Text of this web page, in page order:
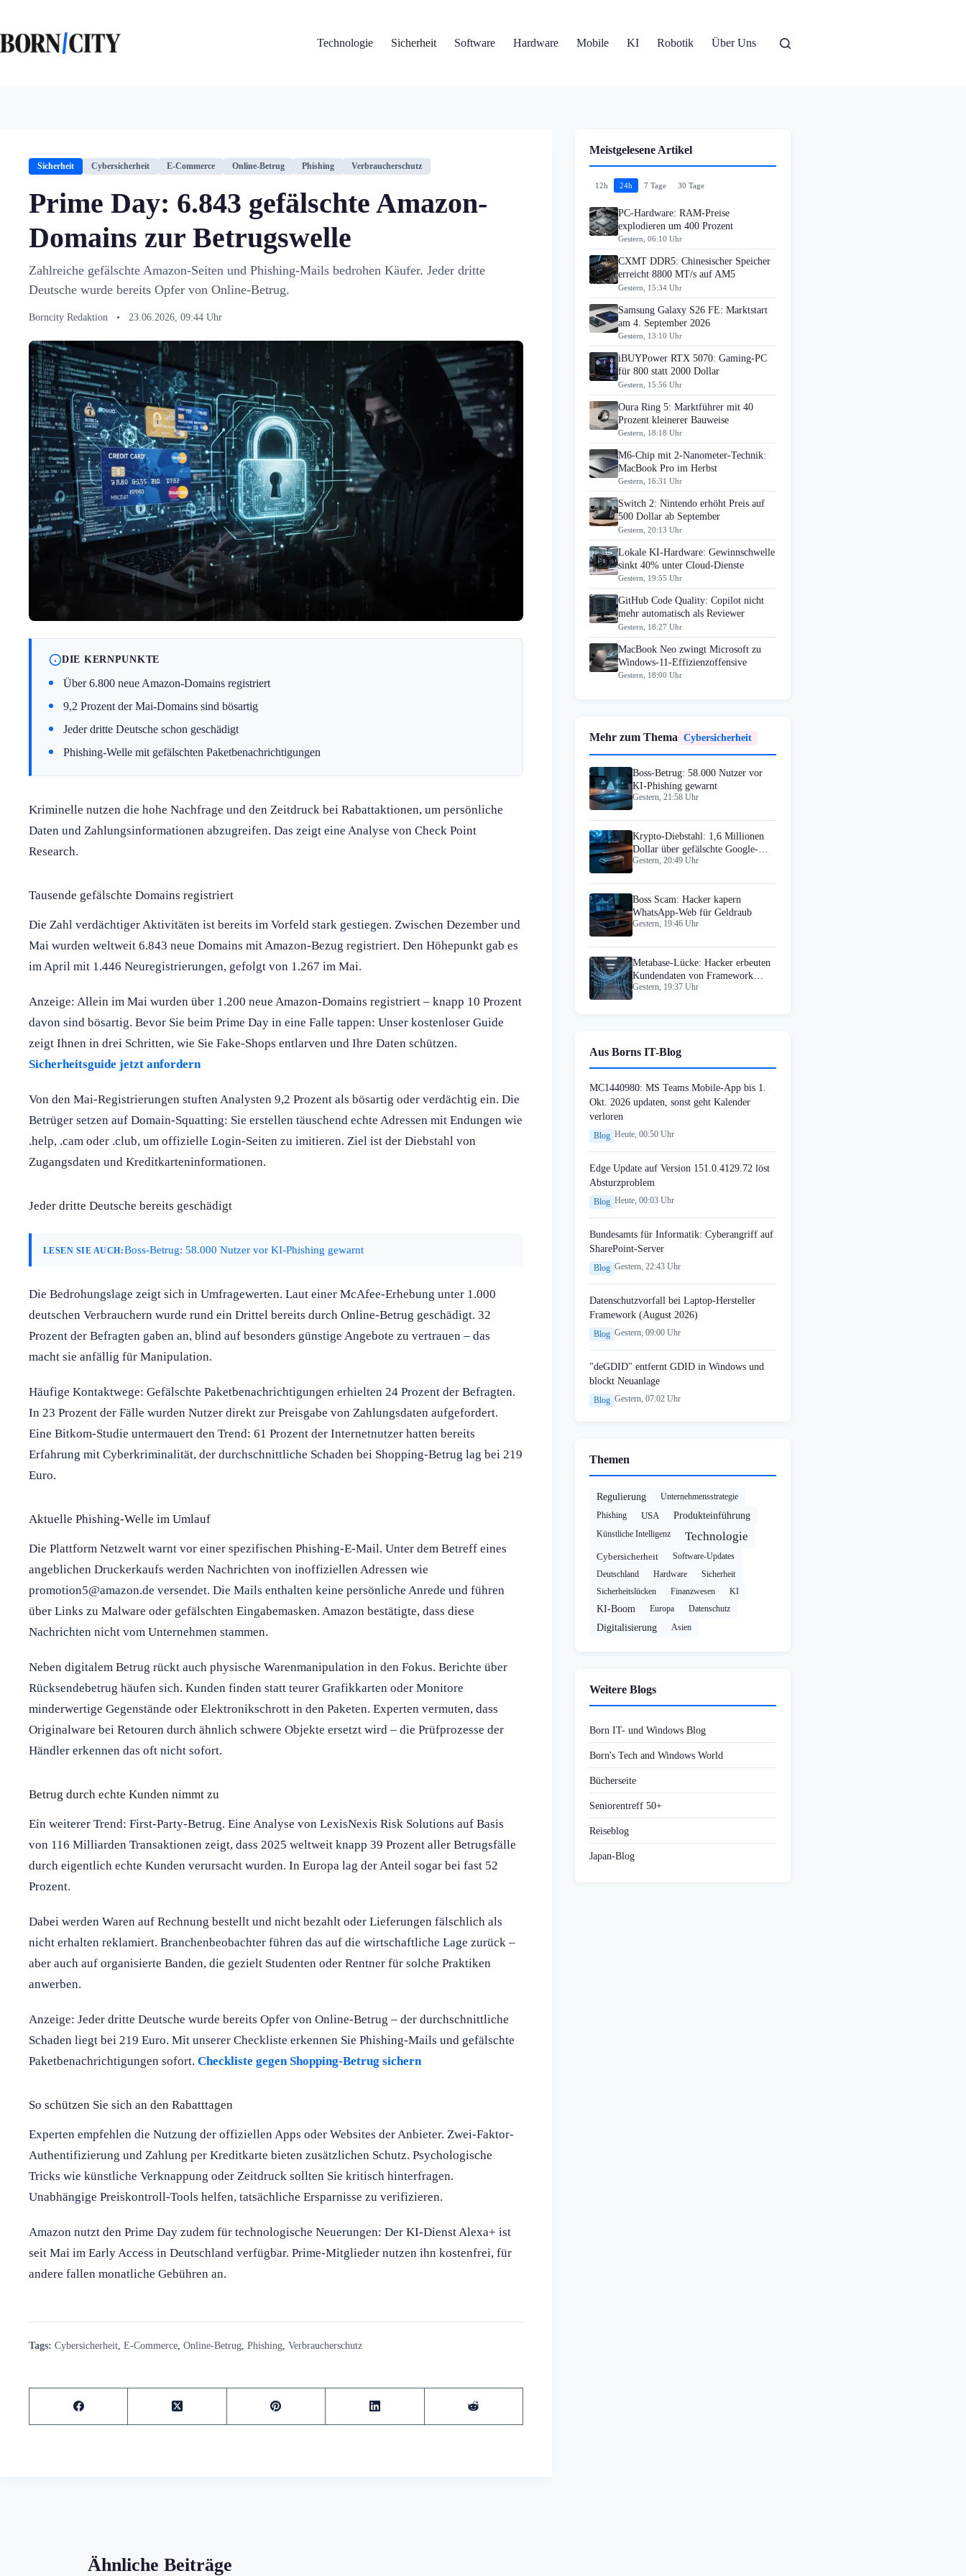
springen
Technologie
Sicherheit Software Hardware Mobile KI Robotik Über Uns
Sicherheit Cybersicherheit E-Commerce Online-Betrug Phishing Verbraucherschutz
Prime Day: 6.843 gefälschte Amazon-
Domains zur Betrugswelle
Zahlreiche gefälschte Amazon-Seiten und Phishing-Mails bedrohen Käufer. Jeder dritte
Deutsche wurde bereits Opfer von Online-Betrug.
Borncity Redaktion • 23.06.2026, 09:44 Uhr
DIE KERNPUNKTE
Über 6.800 neue Amazon-Domains registriert
9,2 Prozent der Mai-Domains sind bösartig
Jeder dritte Deutsche schon geschädigt
Phishing-Welle mit gefälschten Paketbenachrichtigungen
Kriminelle nutzen die hohe Nachfrage und den Zeitdruck bei Rabattaktionen, um persönliche
Daten und Zahlungsinformationen abzugreifen. Das zeigt eine Analyse von Check Point
Research.
Tausende gefälschte Domains registriert
Die Zahl verdächtiger Aktivitäten ist bereits im Vorfeld stark gestiegen. Zwischen Dezember und
Mai wurden weltweit 6.843 neue Domains mit Amazon-Bezug registriert. Den Höhepunkt gab es
im April mit 1.446 Neuregistrierungen, gefolgt von 1.267 im Mai.
Anzeige: Allein im Mai wurden über 1.200 neue Amazon-Domains registriert – knapp 10 Prozent
davon sind bösartig. Bevor Sie beim Prime Day in eine Falle tappen: Unser kostenloser Guide
zeigt Ihnen in drei Schritten, wie Sie Fake-Shops entlarven und Ihre Daten schützen.
Sicherheitsguide jetzt anfordern
Von den Mai-Registrierungen stuften Analysten 9,2 Prozent als bösartig oder verdächtig ein. Die
Betrüger setzen auf Domain-Squatting: Sie erstellen täuschend echte Adressen mit Endungen wie
.help, .cam oder .club, um offizielle Login-Seiten zu imitieren. Ziel ist der Diebstahl von
Zugangsdaten und Kreditkarteninformationen.
Jeder dritte Deutsche bereits geschädigt
LESEN SIE AUCH:Boss-Betrug: 58.000 Nutzer vor KI-Phishing gewarnt
Die Bedrohungslage zeigt sich in Umfragewerten. Laut einer McAfee-Erhebung unter 1.000
deutschen Verbrauchern wurde rund ein Drittel bereits durch Online-Betrug geschädigt. 32
Prozent der Befragten gaben an, blind auf besonders günstige Angebote zu vertrauen – das
macht sie anfällig für Manipulation.
Häufige Kontaktwege: Gefälschte Paketbenachrichtigungen erhielten 24 Prozent der Befragten.
In 23 Prozent der Fälle wurden Nutzer direkt zur Preisgabe von Zahlungsdaten aufgefordert.
Eine Bitkom-Studie untermauert den Trend: 61 Prozent der Internetnutzer hatten bereits
Erfahrung mit Cyberkriminalität, der durchschnittliche Schaden bei Shopping-Betrug lag bei 219
Euro.
Aktuelle Phishing-Welle im Umlauf
Die Plattform Netzwelt warnt vor einer spezifischen Phishing-E-Mail. Unter dem Betreff eines
angeblichen Druckerkaufs werden Nachrichten von inoffiziellen Adressen wie
promotion5@amazon.de versendet. Die Mails enthalten keine persönliche Anrede und führen
über Links zu Malware oder gefälschten Eingabemasken. Amazon bestätigte, dass diese
Nachrichten nicht vom Unternehmen stammen.
Neben digitalem Betrug rückt auch physische Warenmanipulation in den Fokus. Berichte über
Rücksendebetrug häufen sich. Kunden finden statt teurer Grafikkarten oder Monitore
minderwertige Gegenstände oder Elektronikschrott in den Paketen. Experten vermuten, dass
Originalware bei Retouren durch ähnlich schwere Objekte ersetzt wird – die Prüfprozesse der
Händler erkennen das oft nicht sofort.
Betrug durch echte Kunden nimmt zu
Ein weiterer Trend: First-Party-Betrug. Eine Analyse von LexisNexis Risk Solutions auf Basis
von 116 Milliarden Transaktionen zeigt, dass 2025 weltweit knapp 39 Prozent aller Betrugsfälle
durch eigentlich echte Kunden verursacht wurden. In Europa lag der Anteil sogar bei fast 52
Prozent.
Dabei werden Waren auf Rechnung bestellt und nicht bezahlt oder Lieferungen fälschlich als
nicht erhalten reklamiert. Branchenbeobachter führen das auf die wirtschaftliche Lage zurück –
aber auch auf organisierte Banden, die gezielt Studenten oder Rentner für solche Praktiken
anwerben.
Anzeige: Jeder dritte Deutsche wurde bereits Opfer von Online-Betrug – der durchschnittliche
Schaden liegt bei 219 Euro. Mit unserer Checkliste erkennen Sie Phishing-Mails und gefälschte
Paketbenachrichtigungen sofort. Checkliste gegen Shopping-Betrug sichern
So schützen Sie sich an den Rabatttagen
Experten empfehlen die Nutzung der offiziellen Apps oder Websites der Anbieter. Zwei-Faktor-
Authentifizierung und Zahlung per Kreditkarte bieten zusätzlichen Schutz. Psychologische
Tricks wie künstliche Verknappung oder Zeitdruck sollten Sie kritisch hinterfragen.
Unabhängige Preiskontroll-Tools helfen, tatsächliche Ersparnisse zu verifizieren.
Amazon nutzt den Prime Day zudem für technologische Neuerungen: Der KI-Dienst Alexa+ ist
seit Mai im Early Access in Deutschland verfügbar. Prime-Mitglieder nutzen ihn kostenfrei, für
andere fallen monatliche Gebühren an.
Tags: Cybersicherheit E-Commerce Online-Betrug Phishing Verbraucherschutz
Meistgelesene Artikel
12h 24h 7 Tage 30 Tage
PC-Hardware: RAM-Preise
explodieren um 400 Prozent
Gestern, 06:10 Uhr
CXMT DDR5: Chinesischer Speicher
erreicht 8800 MT/s auf AM5
Gestern, 15:34 Uhr
Samsung Galaxy S26 FE: Marktstart
am 4. September 2026
Gestern, 13:10 Uhr
iBUYPower RTX 5070: Gaming-PC
für 800 statt 2000 Dollar
Gestern, 15:56 Uhr
Oura Ring 5: Marktführer mit 40
Prozent kleinerer Bauweise
Gestern, 18:18 Uhr
M6-Chip mit 2-Nanometer-Technik:
MacBook Pro im Herbst
Gestern, 16:31 Uhr
Switch 2: Nintendo erhöht Preis auf
500 Dollar ab September
Gestern, 20:13 Uhr
Lokale KI-Hardware: Gewinnschwelle
sinkt 40% unter Cloud-Dienste
Gestern, 19:55 Uhr
GitHub Code Quality: Copilot nicht
mehr automatisch als Reviewer
Gestern, 18:27 Uhr
MacBook Neo zwingt Microsoft zu
Windows-11-Effizienzoffensive
Gestern, 18:00 Uhr
Mehr zum Thema Cybersicherheit
Boss-Betrug: 58.000 Nutzer vor
KI-Phishing gewarnt
Gestern, 21:58 Uhr
Krypto-Diebstahl: 1,6 Millionen
Dollar über gefälschte Google-
Anzeigen
Gestern, 20:49 Uhr
Boss Scam: Hacker kapern
WhatsApp-Web für Geldraub
Gestern, 19:46 Uhr
Metabase-Lücke: Hacker erbeuten
Kundendaten von Framework
Computer
Gestern, 19:37 Uhr
Aus Borns IT-Blog
MC1440980: MS Teams Mobile-App bis 1.
Okt. 2026 updaten, sonst geht Kalender
verloren
Blog Heute, 00:50 Uhr
Edge Update auf Version 151.0.4129.72 löst
Absturzproblem
Blog Heute, 00:03 Uhr
Bundesamts für Informatik: Cyberangriff auf
SharePoint-Server
Blog Gestern, 22:43 Uhr
Datenschutzvorfall bei Laptop-Hersteller
Framework (August 2026)
Blog Gestern, 09:00 Uhr
"deGDID" entfernt GDID in Windows und
blockt Neuanlage
Blog Gestern, 07:02 Uhr
Themen
Regulierung
Unternehmensstrategie
Phishing
USA Produkteinführung
Künstliche Intelligenz Technologie
Cybersicherheit
Software-Updates
Deutschland
Hardware
Sicherheit
Sicherheitslücken
Finanzwesen KI
KI-Boom Europa Datenschutz
Digitalisierung Asien
Weitere Blogs
Born IT- und Windows Blog
Born's Tech and Windows World
Bücherseite
Seniorentreff 50+
Reiseblog
Japan-Blog
Ähnliche Beiträge